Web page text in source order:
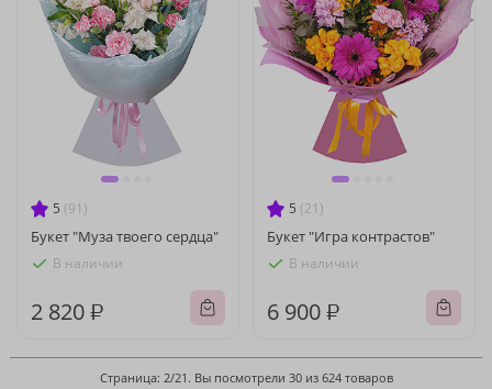
5 (91)
Букет "Муза твоего сердца"
В наличии
2 820 ₽
5 (21)
Букет "Игра контрастов"
В наличии
6 900 ₽
Страница: 2/21. Вы посмотрели 30 из 624 товаров